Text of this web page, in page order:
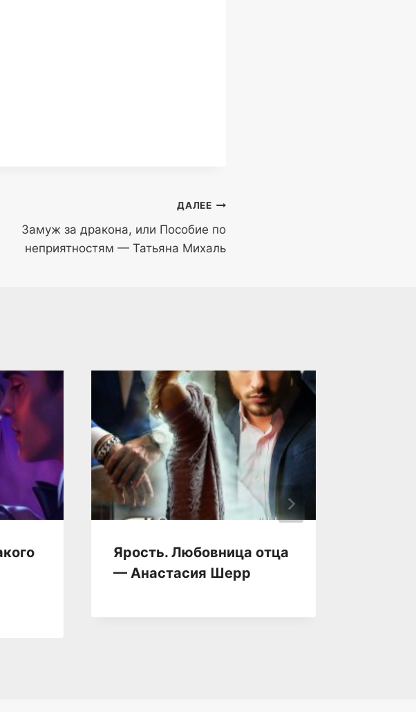
ДАЛЕЕ
Замуж за дракона, или Пособие по
неприятностям — Татьяна Михаль
Ярость. Любовница отца
— Анастасия Шерр